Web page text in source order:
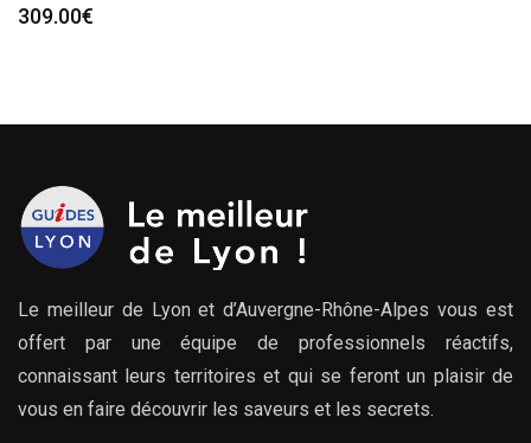
309.00€
Le meilleur de Lyon et d’Auvergne-Rhône-Alpes vous est
offert par une équipe de professionnels réactifs,
connaissant leurs territoires et qui se feront un plaisir de
vous en faire découvrir les saveurs et les secrets.